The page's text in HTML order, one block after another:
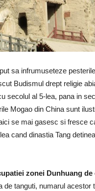
sa infrumuseteze
Budismul drept religie
secolul al 5-lea, pana in
Mogao din China sunt
se mai gasesc si fresce
cand dinastia Tang
zonei Dunhuang
tanguti, numarul acestor